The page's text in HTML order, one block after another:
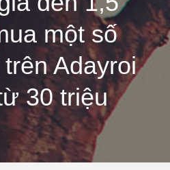
một số
Adayroi
30 triệu